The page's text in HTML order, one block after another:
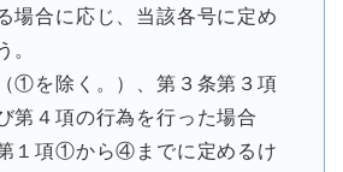
場合に応じ、当該各号に定め
。
①を除く。）、第３条第３項
４項の行為を行った場合
１項①から④までに定めるけ